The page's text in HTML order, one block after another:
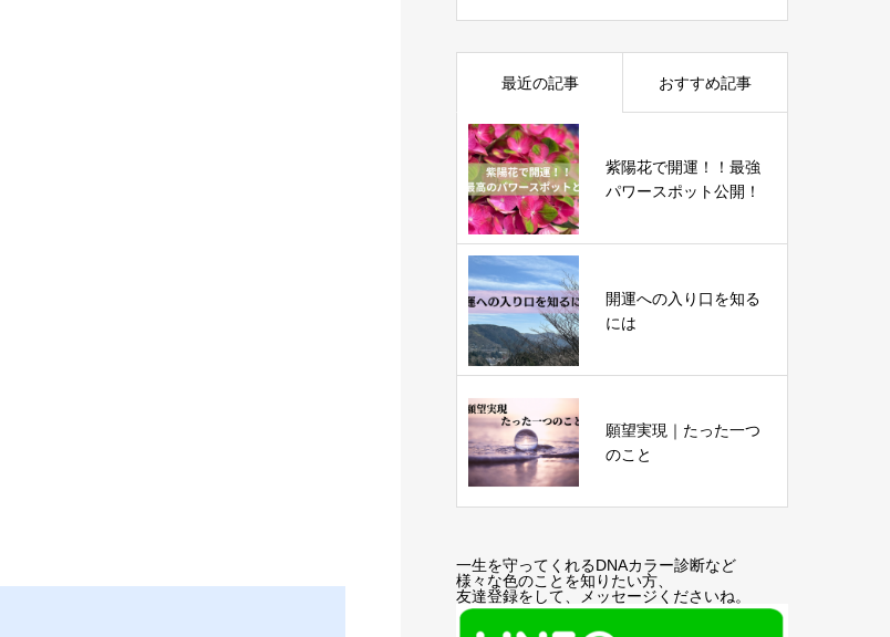
最近の記事 おすすめ記事
紫陽花で開運！！最強
パワースポット公開！
開運への入り口を知る
には
願望実現｜たった一つ
のこと
一生を守ってくれるDNAカラー診断など
様々な色のことを知りたい方、
友達登録をして、メッセージくださいね。